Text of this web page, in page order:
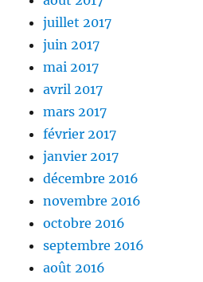
juillet 2017
juin 2017
mai 2017
avril 2017
mars 2017
février 2017
janvier 2017
décembre 2016
novembre 2016
octobre 2016
septembre 2016
août 2016